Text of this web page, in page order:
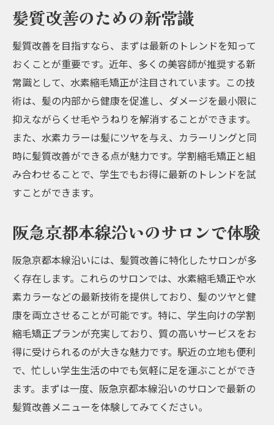
髪質改善のための新常識
髪質改善を目指すなら、まずは最新のトレンドを知って
おくことが重要です。近年、多くの美容師が推奨する新
常識として、水素縮毛矯正が注目されています。この技
術は、髪の内部から健康を促進し、ダメージを最小限に
抑えながらくせ毛やうねりを解消することができます。
また、水素カラーは髪にツヤを与え、カラーリングと同
時に髪質改善ができる点が魅力です。学割縮毛矯正と組
み合わせることで、学生でもお得に最新のトレンドを試
すことができます。
阪急京都本線沿いのサロンで体験
阪急京都本線沿いには、髪質改善に特化したサロンが多
く存在します。これらのサロンでは、水素縮毛矯正や水
素カラーなどの最新技術を提供しており、髪のツヤと健
康を両立させることが可能です。特に、学生向けの学割
縮毛矯正プランが充実しており、質の高いサービスをお
得に受けられるのが大きな魅力です。駅近の立地も便利
で、忙しい学生生活の中でも気軽に足を運ぶことができ
ます。まずは一度、阪急京都本線沿いのサロンで最新の
髪質改善メニューを体験してみてください。